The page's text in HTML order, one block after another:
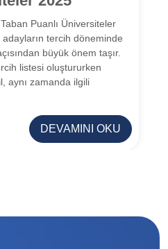
Puanlı Üniversiteler
tercih döneminde
büyük önem taşır.
listesi oluştururken
aynı zamanda ilgili
DEVAMINI OKU